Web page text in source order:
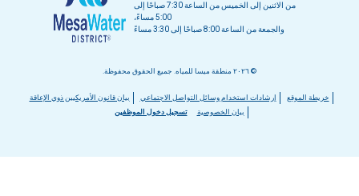
من الاثنين إلى الخميس من الساعة 7:30 صباحًا إلى
5:00 مساءً،
والجمعة من الساعة 8:00 صباحًا إلى 3:30 مساءً
قائمة
خريطة الموقع إرشادات استخدام وسائل التواصل الاجتماعي
بيان قانون الأمريكيين ذوي الإعاقة
بيان الخصوصية
تسجيل دخول الموظفين